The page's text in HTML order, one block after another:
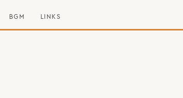
BGM LINKS